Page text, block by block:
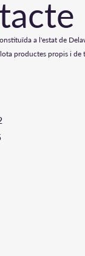
a l'estat de
productes propis i de